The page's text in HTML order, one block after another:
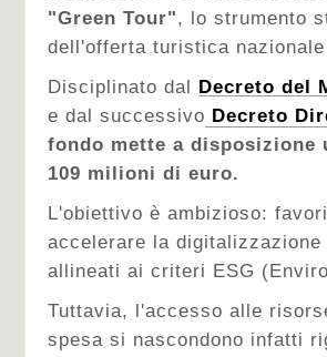
"Green Tour", lo strumento
dell'offerta turistica
Disciplinato dal Decreto del
e dal successivo Decreto
fondo mette a disposizione
109 milioni di euro.
L'obiettivo è ambizioso:
accelerare la
allineati ai criteri ESG
Tuttavia, l'accesso alle
spesa si nascondono infatti